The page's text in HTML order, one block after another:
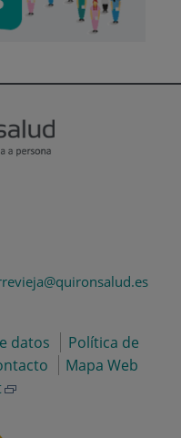
datos
Política de
Mapa Web